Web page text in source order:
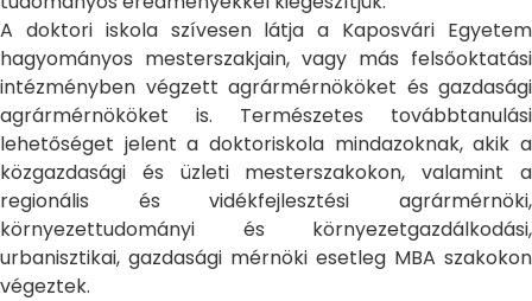
A doktori iskola szívesen látja a Kaposvári Egyetem
hagyományos mesterszakjain, vagy más felsőoktatási
intézményben végzett agrármérnököket és gazdasági
agrármérnököket is. Természetes továbbtanulási
lehetőséget jelent a doktoriskola mindazoknak, akik a
közgazdasági és üzleti mesterszakokon, valamint a
regionális és vidékfejlesztési agrármérnöki,
környezettudományi és környezetgazdálkodási,
urbanisztikai, gazdasági mérnöki esetleg MBA szakokon
végeztek.